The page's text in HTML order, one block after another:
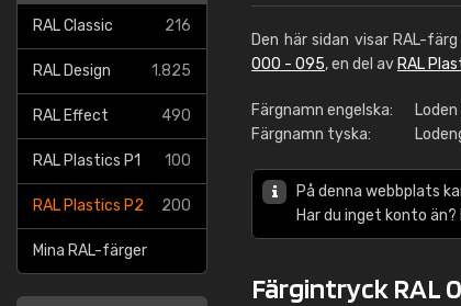
RAL Classic 216
RAL Design 1.825
RAL Effect 490
RAL Plastics P1 100
RAL Plastics P2 200
Mina RAL-färger
Den här sidan visar RAL-färg
000 - 095, en del av RAL
Färgnamn engelska:
Färgnamn tyska:
På denna webbplats
Har du inget konto än?
Färgintryck RAL